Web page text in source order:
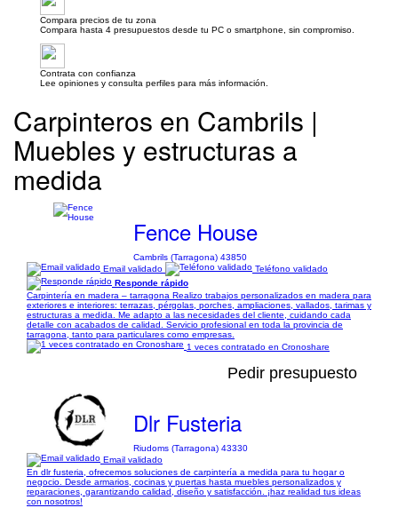
Compara precios de tu zona
Compara hasta 4 presupuestos desde tu PC o smartphone, sin compromiso.
Contrata con confianza
Lee opiniones y consulta perfiles para más información.
Carpinteros en Cambrils |
Muebles y estructuras a
medida
Fence House
Cambrils (Tarragona) 43850
Email validado
Teléfono validado
Responde rápido
Carpintería en madera – tarragona Realizo trabajos personalizados en madera para
exteriores e interiores: terrazas, pérgolas, porches, ampliaciones, vallados, tarimas y
estructuras a medida. Me adapto a las necesidades del cliente, cuidando cada
detalle con acabados de calidad. Servicio profesional en toda la provincia de
tarragona, tanto para particulares como empresas.
1 veces contratado en Cronoshare
Pedir presupuesto
Dlr Fusteria
Riudoms (Tarragona) 43330
Email validado
En dlr fusteria, ofrecemos soluciones de carpintería a medida para tu hogar o
negocio. Desde armarios, cocinas y puertas hasta muebles personalizados y
reparaciones, garantizando calidad, diseño y satisfacción. ¡haz realidad tus ideas
con nosotros!